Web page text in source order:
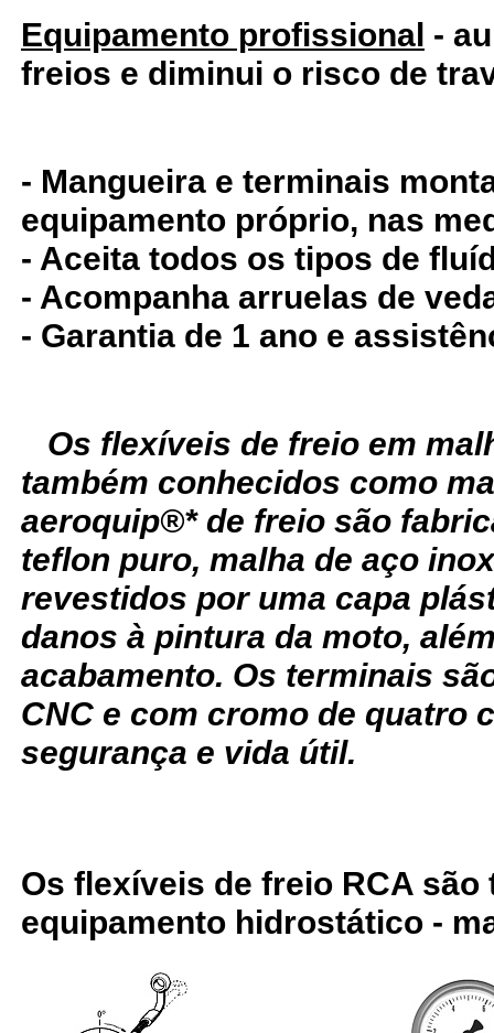
Equipamento profissional -
freios e diminui o risco de
- Mangueira e terminais
equipamento próprio, nas
- Aceita todos os tipos de
- Acompanha arruelas de
- Garantia de 1 ano e
Os flexíveis de freio em
também conhecidos como
aeroquip®* de freio são
teflon puro, malha de aço
revestidos por uma capa
danos à pintura da moto,
acabamento. Os terminais
CNC e com cromo de quatro
segurança e vida útil.
Os flexíveis de freio RCA são
equipamento hidrostático -